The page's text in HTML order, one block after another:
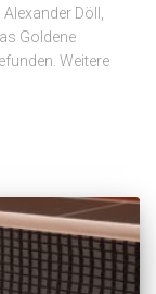
Döll,
Goldene
Weitere